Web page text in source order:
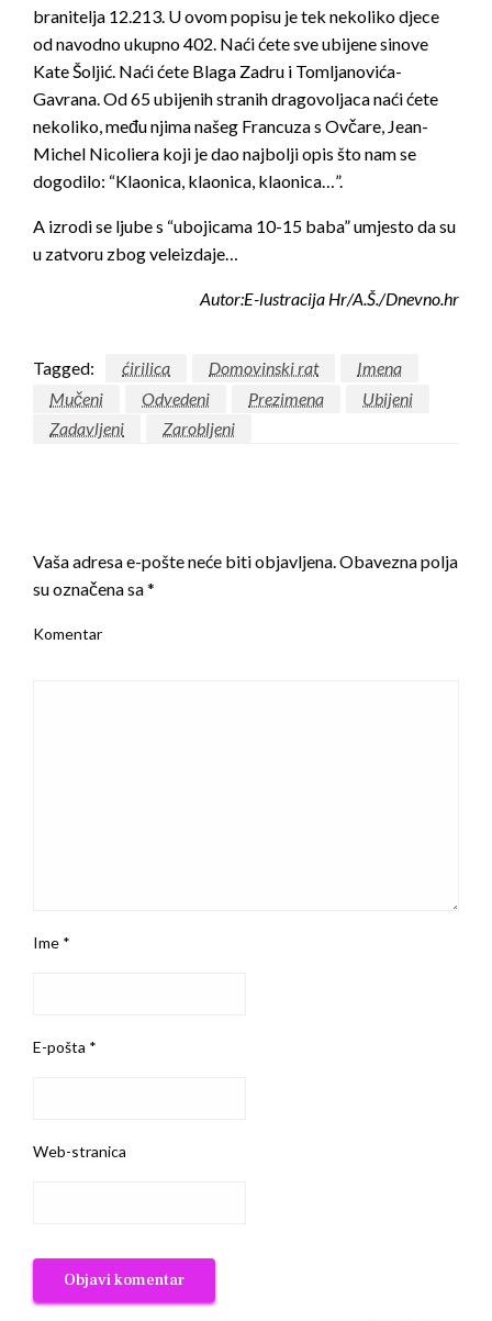
branitelja 12.213. U ovom popisu je tek nekoliko djece
od navodno ukupno 402. Naći ćete sve ubijene sinove
Kate Šoljić. Naći ćete Blaga Zadru i Tomljanovića-
Gavrana. Od 65 ubijenih stranih dragovoljaca naći ćete
nekoliko, među njima našeg Francuza s Ovčare, Jean-
Michel Nicoliera koji je dao najbolji opis što nam se
dogodilo: “Klaonica, klaonica, klaonica…”.
A izrodi se ljube s “ubojicama 10-15 baba” umjesto da su
u zatvoru zbog veleizdaje…
Autor:E-lustracija Hr/A.Š./Dnevno.hr
Tagged: ćirilica Domovinski rat
Imena
Mučeni
Odvedeni Prezimena
Ubijeni
Zadavljeni
Zarobljeni
Vaša adresa e-pošte neće biti objavljena.Obavezna polja
su označena sa*
Komentar
Ime *
E-pošta *
Web-stranica